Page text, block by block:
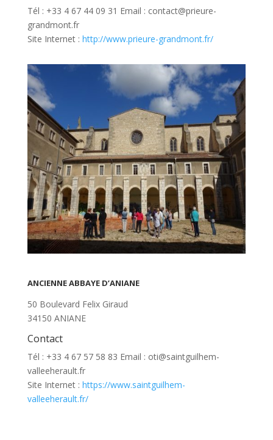
Tél : +33 4 67 44 09 31 Email : contact@prieure-
grandmont.fr
Site Internet : http://www.prieure-grandmont.fr/
ANCIENNE ABBAYE D’ANIANE
50 Boulevard Felix Giraud
34150 ANIANE
Contact
Tél : +33 4 67 57 58 83 Email : oti@saintguilhem-
valleeherault.fr
Site Internet : https://www.saintguilhem-
valleeherault.fr/